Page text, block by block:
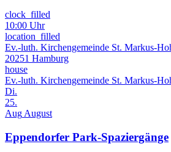
clock_filled
10:00 Uhr
location_filled
Ev.-luth. Kirchengemeinde St. Markus-
20251 Hamburg
house
Ev.-luth. Kirchengemeinde St. Markus-
Di.
25.
AugAugust
Eppendorfer Park-Spaziergänge